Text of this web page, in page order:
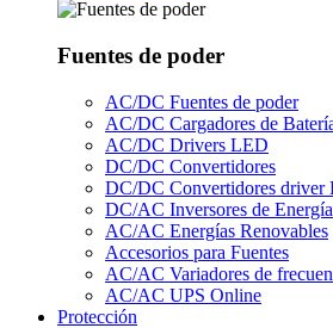
Fuentes de poder
AC/DC Fuentes de poder
AC/DC Cargadores de
AC/DC Drivers LED
DC/DC Convertidores
DC/DC Convertidores driver
DC/AC Inversores de Energía
AC/AC Energías Renovables
Accesorios para Fuentes
AC/AC Variadores de
AC/AC UPS Online
Protección